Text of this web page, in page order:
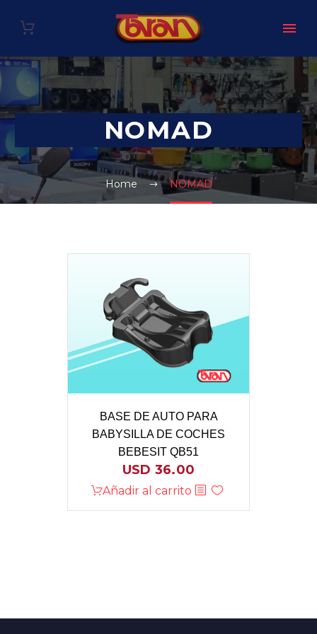
NOMAD
Home NOMAD
BASE DE AUTO PARA
BABYSILLA DE COCHES
BEBESIT QB51
USD 36.00
Añadir al carrito